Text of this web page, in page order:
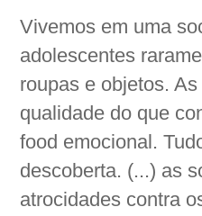
Vivemos em uma
adolescentes
roupas e objetos.
qualidade do que
food emocional.
descoberta. (...) as
atrocidades contra